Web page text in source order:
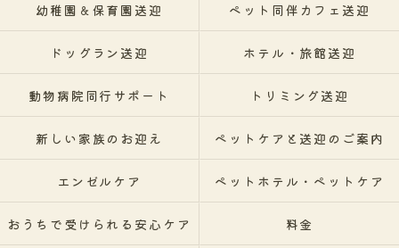
幼稚園＆保育園送迎 ペット同伴カフェ送迎
ドッグラン送迎 ホテル・旅館送迎
動物病院同行サポート トリミング送迎
新しい家族のお迎え ペットケアと送迎のご案内
エンゼルケア ペットホテル・ペットケア
おうちで受けられる安心ケア 料金